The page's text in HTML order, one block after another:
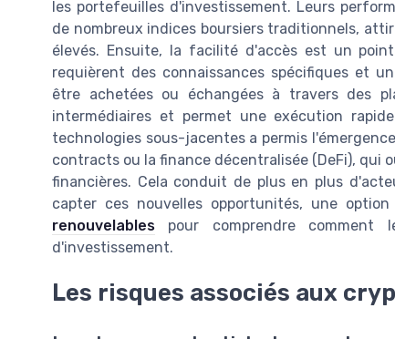
les portefeuilles d'investissement. Leurs
de nombreux indices boursiers traditionnels,
élevés. Ensuite, la facilité d'accès est un
requièrent des connaissances spécifiques et
être achetées ou échangées à travers des
intermédiaires et permet une exécution
technologies sous-jacentes a permis
contracts ou la finance décentralisée (DeFi), qui
financières. Cela conduit de plus en plus
capter ces nouvelles opportunités, une
renouvelables pour comprendre comment
d'investissement.
Les risques associés aux